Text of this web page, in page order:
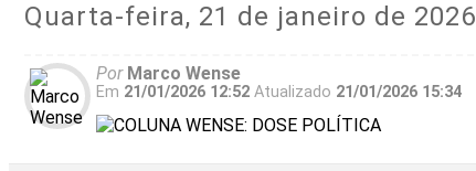
Quarta-feira, 21 de janeiro de 2026
PorMarco Wense
Em 21/01/2026 12:52 Atualizado 21/01/2026 15:34